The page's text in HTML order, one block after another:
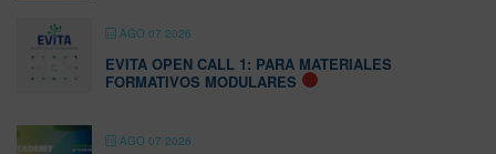
AGO 07 2026
EVITA OPEN CALL 1: PARA MATERIALES
FORMATIVOS MODULARES
AGO 07 2026